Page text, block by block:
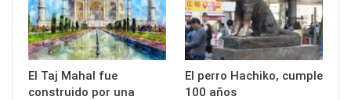
El Taj Mahal fue
construido por una
El perro Hachiko, cumple
100 años